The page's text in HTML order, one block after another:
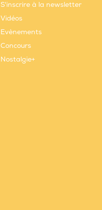
S'inscrire à la newsletter
Vidéos
Evènements
Concours
Nostalgie+